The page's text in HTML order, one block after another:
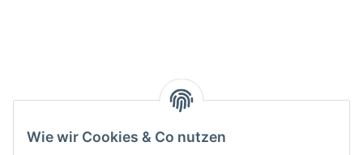
Wie wir Cookies & Co nutzen